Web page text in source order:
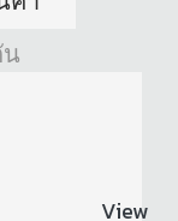
น
View